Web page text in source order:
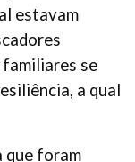
estavam
se
a qual
que foram